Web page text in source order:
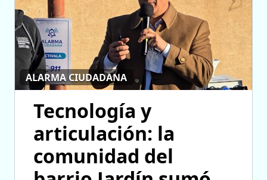
ALARMA CIUDADANA
Tecnología y
articulación: la
comunidad del